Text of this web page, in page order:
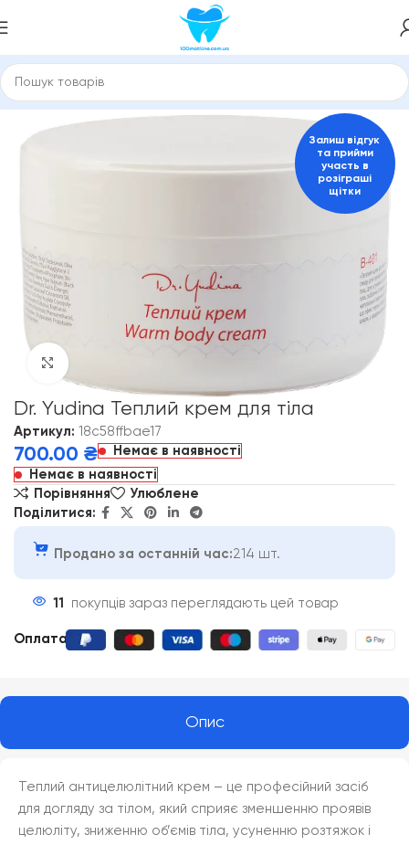
Головна 150043397
Залиш відгук
та прийми
участь в
розіграші
щітки
Dr. Yudina Теплий крем для тіла
Артикул: 18c58ffbae17
700.00 ₴
Немає в наявності
Немає в наявності
Порівняння
Улюблене
Поділитися:
Продано за останній час:214 шт.
11 покупців зараз переглядають цей товар
Оплата
Опис
Теплий антицелюлітний крем – це професійний засіб
для догляду за тілом, який сприяє зменшенню проявів
целюліту, зниженню об’ємів тіла, усуненню розтяжок і